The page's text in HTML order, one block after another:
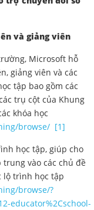
và giảng viên
Microsoft hỗ
giảng viên và các
tập bao gồm các
trụ cột của Khung
khóa học
browse/ [1]
học tập, giúp cho
vào các chủ đề
lộ trình học tập
browse/?
educator%2Cschool-